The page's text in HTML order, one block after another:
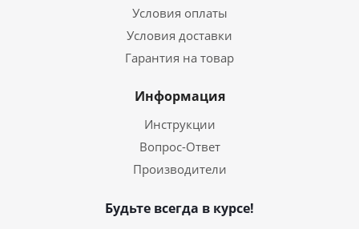
Условия оплаты
Условия доставки
Гарантия на товар
Информация
Инструкции
Вопрос-Ответ
Производители
Будьте всегда в курсе!